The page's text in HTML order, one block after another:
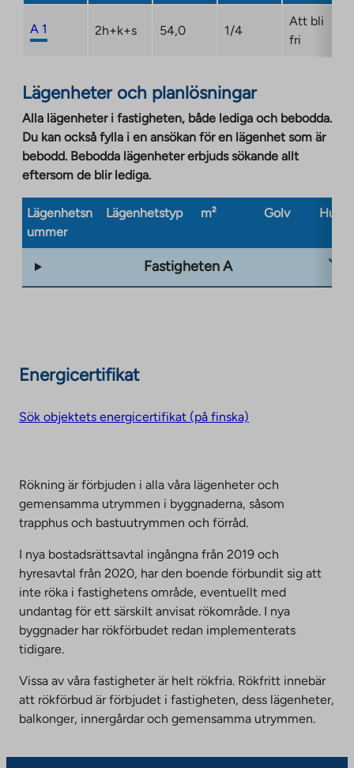
A 1 2h+k+s 54,0 1/4
Att bli
fri
Lägenheter och planlösningar
Alla lägenheter i fastigheten, både lediga och bebodda.
Du kan också fylla i en ansökan för en lägenhet som är
bebodd. Bebodda lägenheter erbjuds sökande allt
eftersom de blir lediga.
Lägenhetsn
ummer
Lägenhetstyp m² Golv
Fastigheten A
Energicertifikat
Sök objektets energicertifikat (på finska)
Rökning är förbjuden i alla våra lägenheter och
gemensamma utrymmen i byggnaderna, såsom
trapphus och bastuutrymmen och förråd.
I nya bostadsrättsavtal ingångna från 2019 och
hyresavtal från 2020, har den boende förbundit sig att
inte röka i fastighetens område, eventuellt med
undantag för ett särskilt anvisat rökområde. I nya
byggnader har rökförbudet redan implementerats
tidigare.
Vissa av våra fastigheter är helt rökfria. Rökfritt innebär
att rökförbud är förbjudet i fastigheten, dess lägenheter,
balkonger, innergårdar och gemensamma utrymmen.